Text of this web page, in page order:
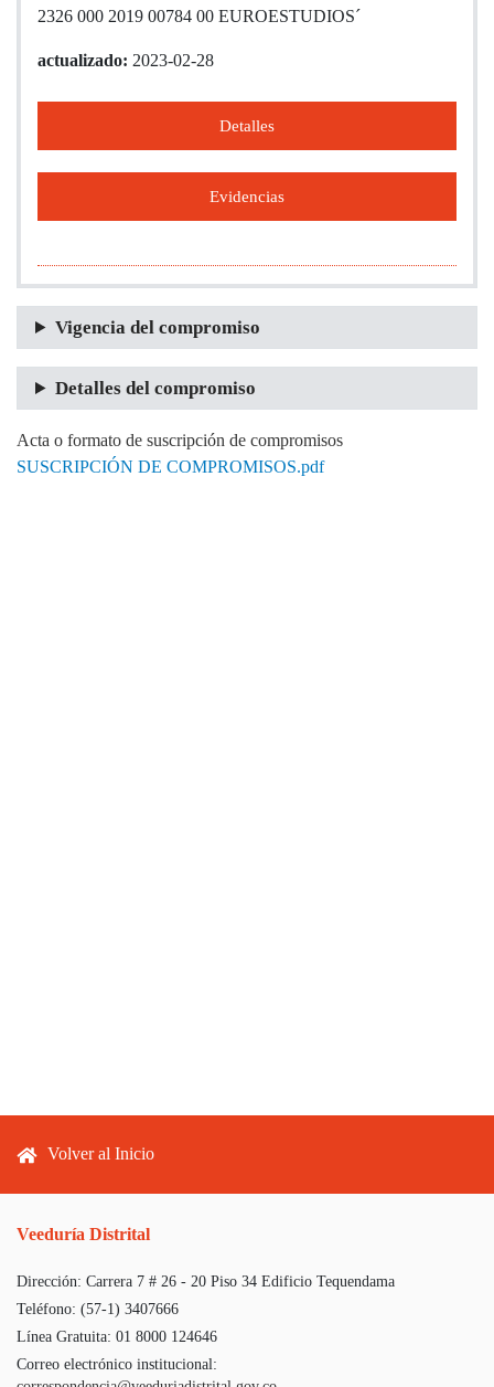
2326 000 2019 00784 00 EUROESTUDIOS´
actualizado: 2023-02-28
Detalles
Evidencias
Vigencia del compromiso
Detalles del compromiso
Acta o formato de suscripción de compromisos
SUSCRIPCIÓN DE COMPROMISOS.pdf
Footer menu
Volver al Inicio
Veeduría Distrital
Dirección: Carrera 7 # 26 - 20 Piso 34 Edificio Tequendama
Teléfono: (57-1) 3407666
Línea Gratuita: 01 8000 124646
Correo electrónico institucional: